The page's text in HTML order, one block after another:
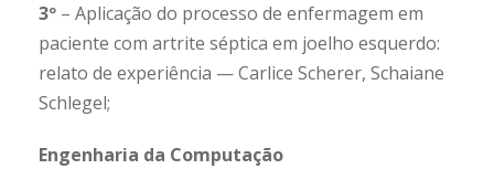
3º – Aplicação do processo de enfermagem em
paciente com artrite séptica em joelho esquerdo:
relato de experiência — Carlice Scherer, Schaiane
Schlegel;
Engenharia da Computação